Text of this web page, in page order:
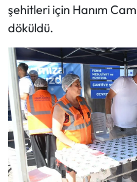
şehitleri için Hanım
döküldü.